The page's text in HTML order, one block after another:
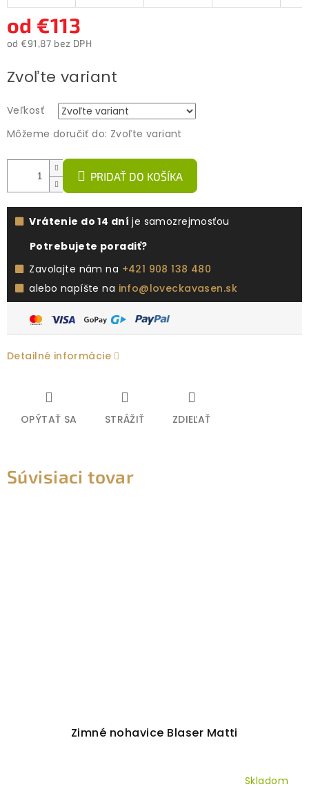
od €113
od €91,87 bez DPH
cena:
Zvoľte variant
Veľkosť
Môžeme doručiť do: Zvoľte variant
PRIDAŤ DO KOŠÍKA
Vrátenie do 14 dní je samozrejmosťou
Potrebujete poradiť?
Zavolajte nám na +421 908 138 480
alebo napíšte na info@loveckavasen.sk
Detailné informácie
OPÝTAŤ SA STRÁŽIŤ ZDIEĽAŤ
Súvisiaci tovar
Zimné nohavice Blaser Matti
Skladom